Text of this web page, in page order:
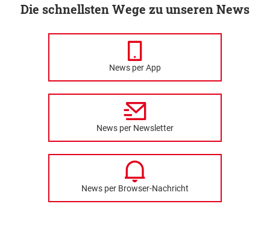
Die schnellsten Wege zu unseren News
News per App
News per Newsletter
News per Browser-Nachricht